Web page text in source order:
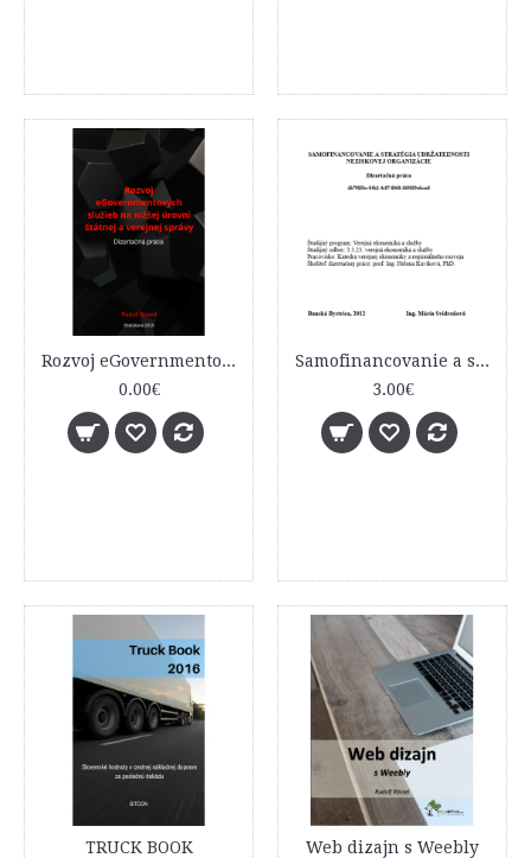
Rozvoj eGovernmentových služieb na nižšej úrovni štátnej a verejnej správy
0.00€
Samofinancovanie a stratégia udržateľnosti neziskovej organizácie
3.00€
TRUCK BOOK
Web dizajn s Weebly